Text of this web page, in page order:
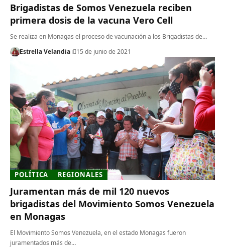
Brigadistas de Somos Venezuela reciben
primera dosis de la vacuna Vero Cell
Se realiza en Monagas el proceso de vacunación a los Brigadistas de…
Estrella Velandia
15 de junio de 2021
POLÍTICA REGIONALES
Juramentan más de mil 120 nuevos
brigadistas del Movimiento Somos Venezuela
en Monagas
El Movimiento Somos Venezuela, en el estado Monagas fueron
juramentados más de…